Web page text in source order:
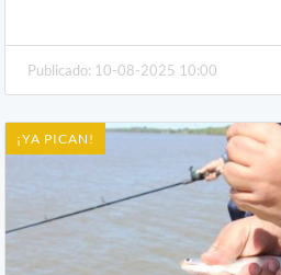
Publicado: 10-08-2025 10:00
¡YA PICAN!